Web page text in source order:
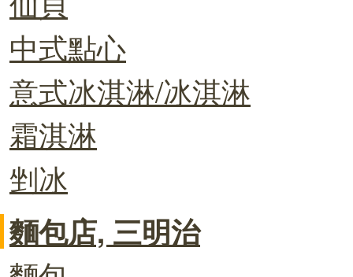
中式點心
意式冰淇淋/冰淇淋
霜淇淋
剉冰
麵包店, 三明治